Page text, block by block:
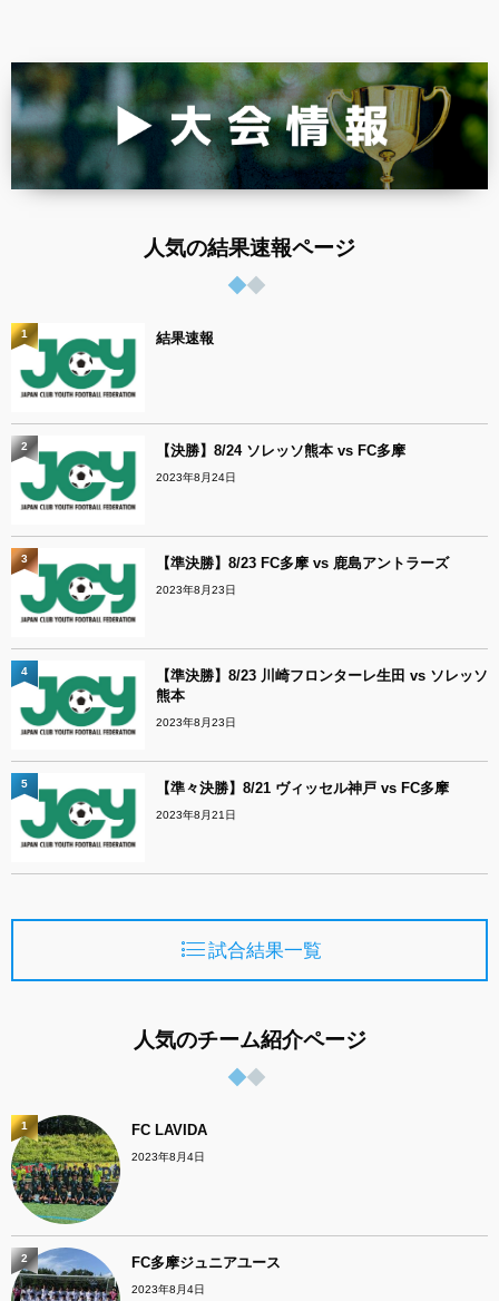
人気の結果速報ページ
結果速報
1
【決勝】8/24 ソレッソ熊本 vs FC多摩
2023年8月24日
2
【準決勝】8/23 FC多摩 vs 鹿島アントラーズ
2023年8月23日
3
【準決勝】8/23 川崎フロンターレ生田 vs ソレッソ
熊本
2023年8月23日
4
【準々決勝】8/21 ヴィッセル神戸 vs FC多摩
2023年8月21日
5
試合結果一覧
人気のチーム紹介ページ
FC LAVIDA
2023年8月4日
1
FC多摩ジュニアユース
2023年8月4日
2